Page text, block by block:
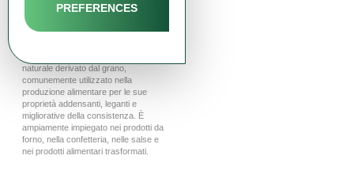
PREFERENCES
Visualizza prodotto
Native Wheat Starch
(Scadenza Breve)
naturale derivato dal grano,
comunemente utilizzato nella
produzione alimentare per le sue
proprietà addensanti, leganti e
migliorative della consistenza. È
ampiamente impiegato nei prodotti da
forno, nella confetteria, nelle salse e
nei prodotti alimentari trasformati.